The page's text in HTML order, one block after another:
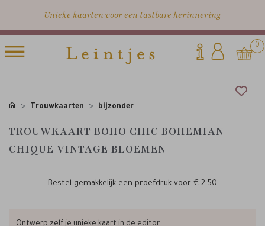
Unieke kaarten voor een tastbare herinnering
0
Trouwkaarten bijzonder
TROUWKAART BOHO CHIC BOHEMIAN
CHIQUE VINTAGE BLOEMEN
Bestel gemakkelijk een proefdruk voor € 2,50
Ontwerp zelf je unieke kaart in de editor